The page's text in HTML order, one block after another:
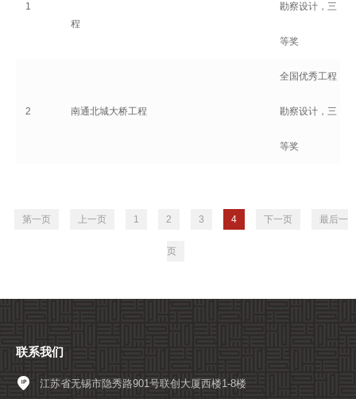
1
程
勘察设计，三
等奖
2 南通北城大桥工程
全国优秀工程
勘察设计，三
等奖
第一页 上一页 1 2 3 4 下一页 最后一
页
联系我们
江苏省无锡市隐秀路901号联创大厦西楼1-8楼